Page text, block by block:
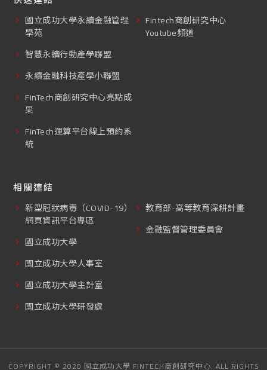
國立成功大學永續金融管理
學苑
智慧永續行動產學聯盟
永續金融科技產學小聯盟
FinTech商創研究中心亮點成
果
FinTech運算平台線上預約系
統
Fintech商創研究中心
Youtube頻道
相關連結
新型冠狀病毒（COVID-19）
網頁資訊平台專區
國立成功大學
國立成功大學人事室
國立成功大學主計室
國立成功大學研發處
教育部-高等教育深耕計畫
金融監督管理委員會
COPYRIGHT © 2020 國立成功大學 FINTECH商創研究中心. ALL RIGHTS